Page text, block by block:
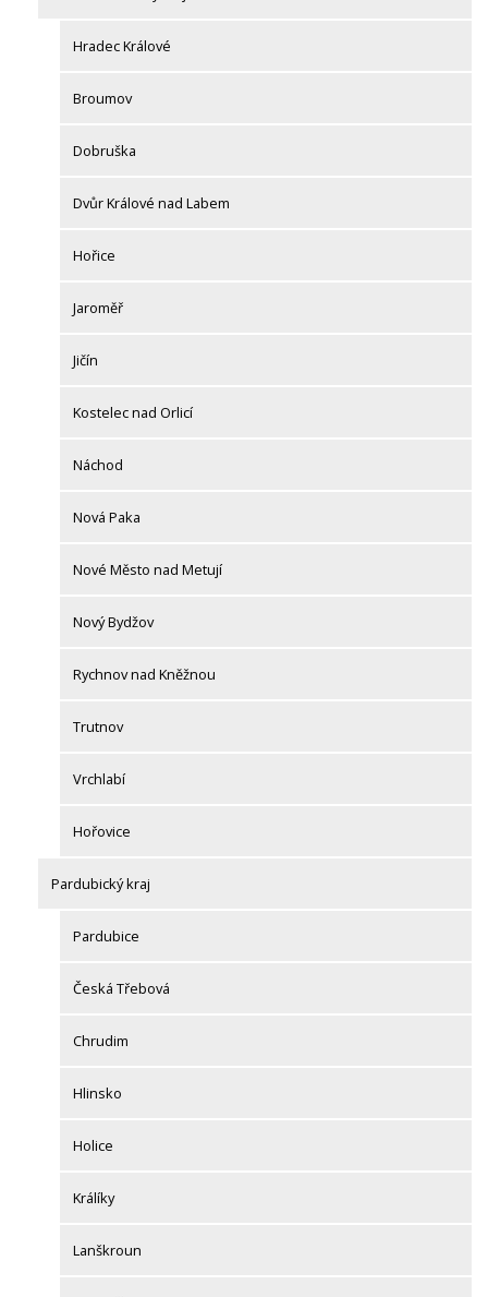
Hradec Králové
Broumov
Dobruška
Dvůr Králové nad Labem
Hořice
Jaroměř
Jičín
Kostelec nad Orlicí
Náchod
Nová Paka
Nové Město nad Metují
Nový Bydžov
Rychnov nad Kněžnou
Trutnov
Vrchlabí
Hořovice
Pardubický kraj
Pardubice
Česká Třebová
Chrudim
Hlinsko
Holice
Králíky
Lanškroun